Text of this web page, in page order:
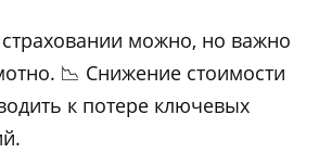
можно, но важно
📉 Снижение стоимости
к потере ключевых